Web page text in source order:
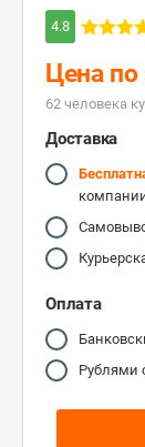
4.8
Цена по
62 человекa
Доставка
Оплата
Рублями